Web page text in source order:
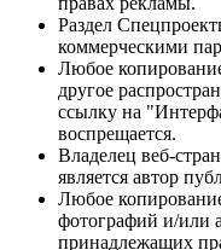
Раздел
коммерческими
Любое
другое
ссылку на
воспрещается.
Владелец веб-
является автор
Любое
фотографий и/или
принадлежащих